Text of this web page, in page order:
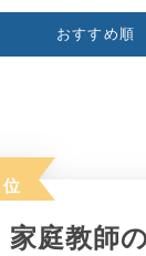
おすすめ順
位
家庭教師